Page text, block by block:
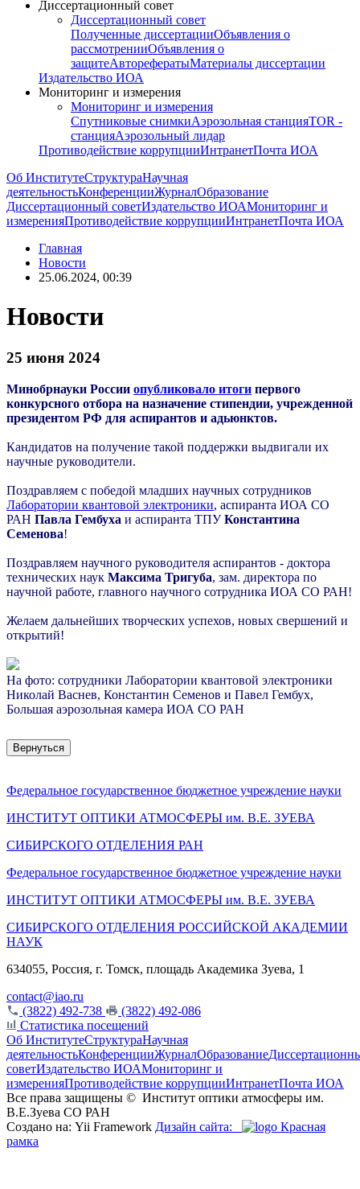
Диссертационный совет
Диссертационный совет
Полученные диссертацииОбъявления о
рассмотренииОбъявления о
защитеАвторефератыМатериалы диссертации
Издательство ИОА
Мониторинг и измерения
Мониторинг и измерения
Спутниковые снимкиАэрозольная станцияTOR -
станцияАэрозольный лидар
Противодействие коррупцииИнтранетПочта ИОА
Об ИнститутеСтруктураНаучная
деятельностьКонференцииЖурналОбразование
Диссертационный советИздательство ИОАМониторинг и
измеренияПротиводействие коррупцииИнтранетПочта ИОА
Главная
Новости
25.06.2024, 00:39
Новости
25 июня 2024
Минобрнауки России опубликовало итоги первого
конкурсного отбора на назначение стипендии, учрежденной
президентом РФ для аспирантов и адьюнктов.
Кандидатов на получение такой поддержки выдвигали их
научные руководители.
Поздравляем с победой младших научных сотрудников
Лаборатории квантовой электроники, аспиранта ИОА СО
РАН Павла Гембуха и аспиранта ТПУКонстантина
Семенова!
Поздравляем научного руководителя аспирантов - доктора
технических наук Максима Тригуба, зам. директора по
научной работе, главного научного сотрудника ИОА СО РАН!
Желаем дальнейших творческих успехов, новых свершений и
открытий!
На фото: сотрудники Лаборатории квантовой электроники
Николай Васнев, Константин Семенов и Павел Гембух,
Большая аэрозольная камера ИОА СО РАН
Вернуться
Федеральное государственное бюджетное учреждение науки
ИНСТИТУТ ОПТИКИ АТМОСФЕРЫ им. В.Е. ЗУЕВА
СИБИРСКОГО ОТДЕЛЕНИЯ РАН
Федеральное государственное бюджетное учреждение науки
ИНСТИТУТ ОПТИКИ АТМОСФЕРЫ им. В.Е. ЗУЕВА
СИБИРСКОГО ОТДЕЛЕНИЯ РОССИЙСКОЙ АКАДЕМИИ
НАУК
634055, Россия, г. Томск, площадь Академика Зуева, 1
contact@iao.ru
(3822) 492-738
(3822) 492-086
Статистика посещений
Об ИнститутеСтруктураНаучная
деятельностьКонференцииЖурналОбразование
советИздательство ИОАМониторинг и
измеренияПротиводействие коррупцииИнтранетПочта ИОА
Все права защищены © Институт оптики атмосферы им.
В.Е.Зуева СО РАН
Создано на: Yii Framework Дизайн сайта:
Красная
рамка